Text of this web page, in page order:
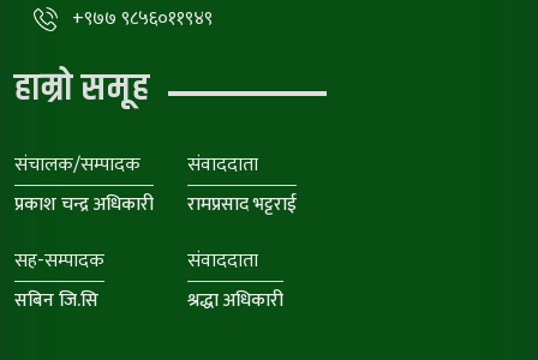
+९७७ ९८५६०११९४९
हाम्रो समूह
संचालक/सम्पादक
प्रकाश चन्द्र अधिकारी
संवाददाता
रामप्रसाद भट्टराई
सह-सम्पादक
सबिन जि.सि
संवाददाता
श्रद्धा अधिकारी